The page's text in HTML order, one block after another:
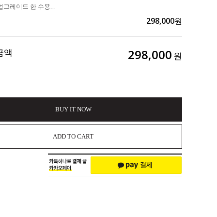
멜로시라를 업그레이드 한 수용성규소+성장호르몬+인슐린+멜라토닌/미토콘드리아활성화혈관청소(암모니아해독),디톡스,혈당안정(당회혈색소, 당뇨),대사활성화(다이어트,지방분해),재생,회복,피로,회춘,키성장,혈관확장(혈액순환),숙면 "3H밸런스200g" 298,000>>168,0
298,000원
액 298,000 원
BUY IT NOW
ADD TO CART